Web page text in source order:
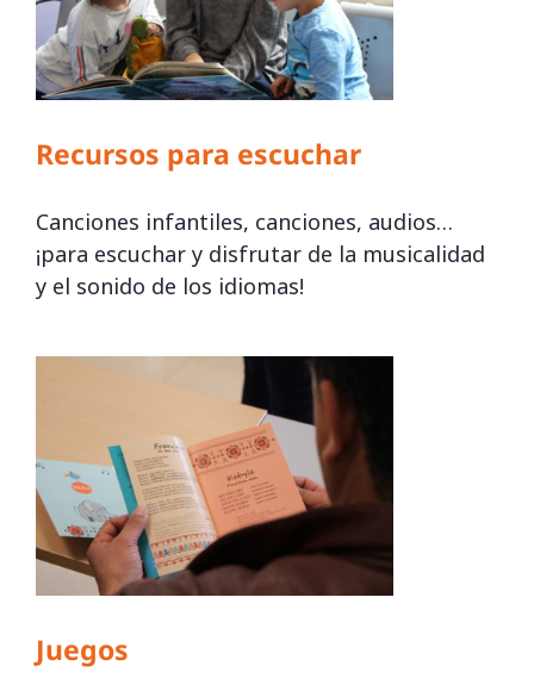
Recursos para escuchar
Canciones infantiles, canciones, audios…
¡para escuchar y disfrutar de la musicalidad
y el sonido de los idiomas!
Juegos